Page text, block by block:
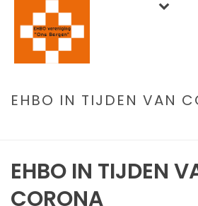
EHBO IN TIJDEN VAN
EHBO IN TIJDEN
CORONA